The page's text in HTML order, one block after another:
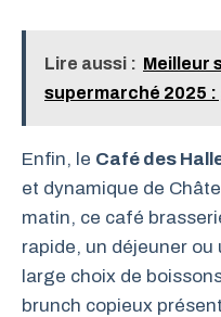
Lire aussi : Meilleur
supermarché 2025
Enfin, le Café des
et dynamique de
matin, ce café
rapide, un déjeuner ou
large choix de
brunch copieux